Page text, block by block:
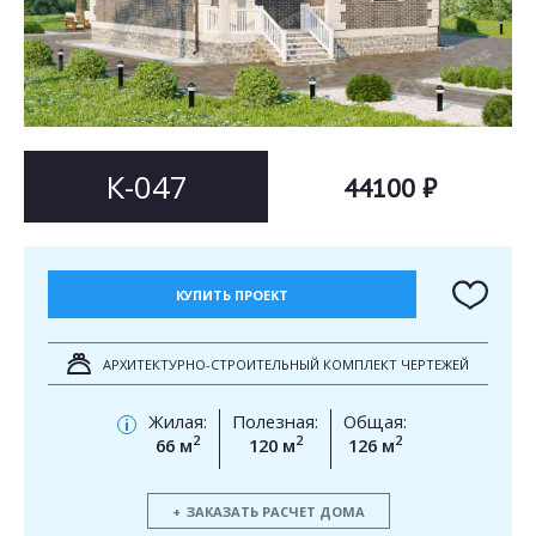
К-047 44100 ₽
КУПИТЬ ПРОЕКТ
АРХИТЕКТУРНО-СТРОИТЕЛЬНЫЙ КОМПЛЕКТ ЧЕРТЕЖЕЙ
i
Жилая:
66 м2
Полезная:
120 м2
Общая:
126 м2
ЗАКАЗАТЬ РАСЧЕТ ДОМА
Согласен на обработку персональных данных
ОТПРАВИТЬ
Согласен на обработку персональных данных
This site is protected by reCAPTCHA and the GooglePrivacy Policy andTerms of Service
apply.